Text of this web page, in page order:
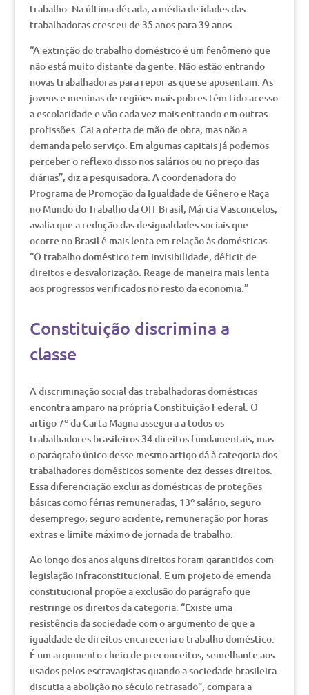
trabalho. Na última década, a média de idades das
trabalhadoras cresceu de 35 anos para 39 anos.
“A extinção do trabalho doméstico é um fenômeno que
não está muito distante da gente. Não estão entrando
novas trabalhadoras para repor as que se aposentam. As
jovens e meninas de regiões mais pobres têm tido acesso
a escolaridade e vão cada vez mais entrando em outras
profissões. Cai a oferta de mão de obra, mas não a
demanda pelo serviço. Em algumas capitais já podemos
perceber o reflexo disso nos salários ou no preço das
diárias”, diz a pesquisadora. A coordenadora do
Programa de Promoção da Igualdade de Gênero e Raça
no Mundo do Trabalho da OIT Brasil, Márcia Vasconcelos,
avalia que a redução das desigualdades sociais que
ocorre no Brasil é mais lenta em relação às domésticas.
“O trabalho doméstico tem invisibilidade, déficit de
direitos e desvalorização. Reage de maneira mais lenta
aos progressos verificados no resto da economia.”
Constituição discrimina a
classe
A discriminação social das trabalhadoras domésticas
encontra amparo na própria Constituição Federal. O
artigo 7º da Carta Magna assegura a todos os
trabalhadores brasileiros 34 direitos fundamentais, mas
o parágrafo único desse mesmo artigo dá à categoria dos
trabalhadores domésticos somente dez desses direitos.
Essa diferenciação exclui as domésticas de proteções
básicas como férias remuneradas, 13º salário, seguro
desemprego, seguro acidente, remuneração por horas
extras e limite máximo de jornada de trabalho.
Ao longo dos anos alguns direitos foram garantidos com
legislação infraconstitucional. E um projeto de emenda
constitucional propõe a exclusão do parágrafo que
restringe os direitos da categoria. “Existe uma
resistência da sociedade com o argumento de que a
igualdade de direitos encareceria o trabalho doméstico.
É um argumento cheio de preconceitos, semelhante aos
usados pelos escravagistas quando a sociedade brasileira
discutia a abolição no século retrasado”, compara a